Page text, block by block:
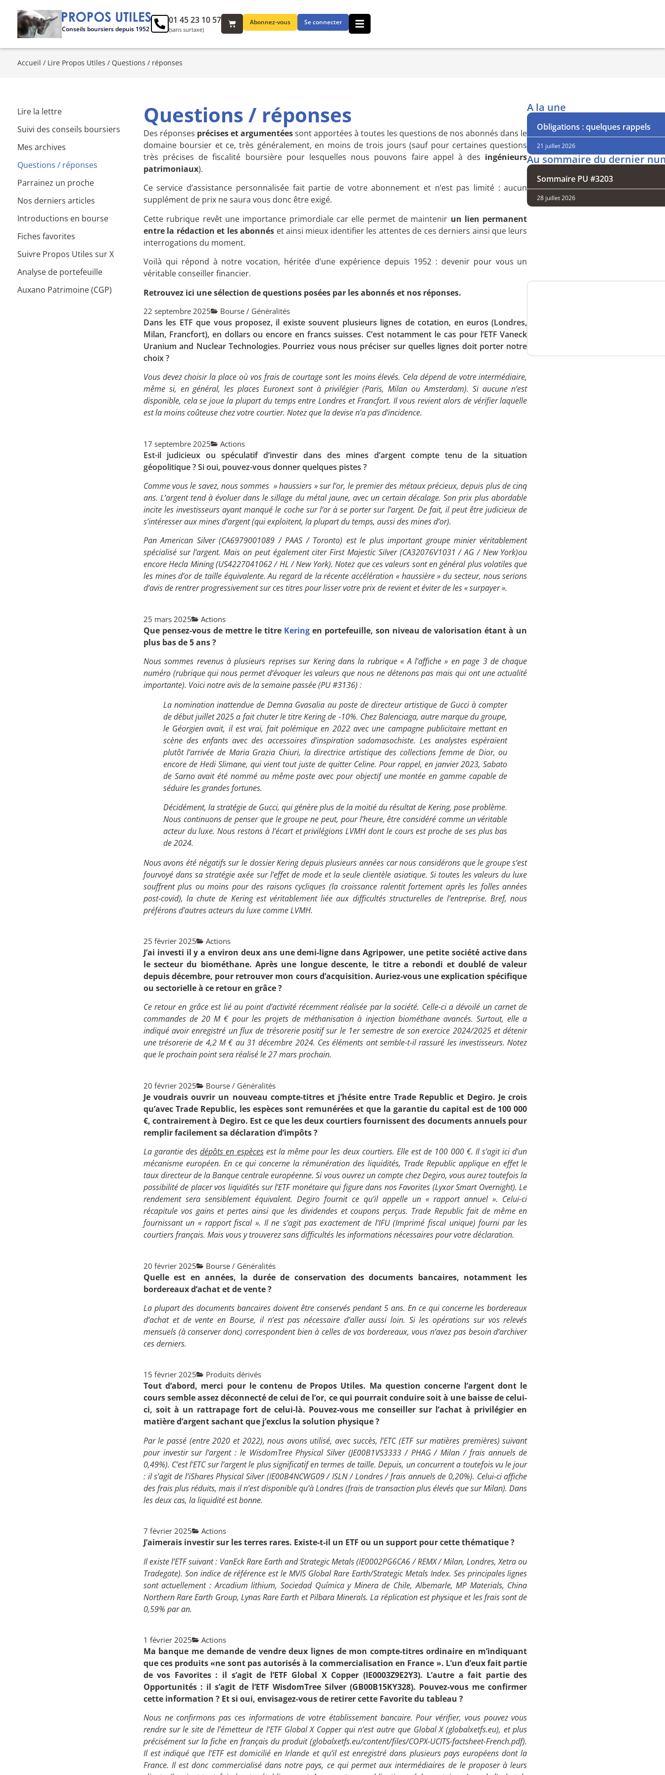
Conseils boursiers depuis 1952
Abonnez-vous Se connecter
01 45 23 10 57
(sans surtaxe)
Accueil / Lire Propos Utiles / Questions / réponses
Lire la lettre
Suivi des conseils boursiers
Mes archives
Questions / réponses
Parrainez un proche
Nos derniers articles
Introductions en bourse
Fiches favorites
Suivre Propos Utiles sur X
Analyse de portefeuille
Auxano Patrimoine (CGP)
Questions / réponses
Des réponses précises et argumentéessont apportées à toutes les questions de nos abonnés dans le
domaine boursier et ce, très généralement, en moins de trois jours (sauf pour certaines questions
très précises de fiscalité boursière pour lesquelles nous pouvons faire appel à des ingénieurs
patrimoniaux).
Ce service d’assistance personnalisée fait partie de votre abonnement et n’est pas limité : aucun
supplément de prix ne saura vous donc être exigé.
Cette rubrique revêt une importance primordiale car elle permet de maintenir un lien permanent
entre la rédaction et les abonnés et ainsi mieux identifier les attentes de ces derniers ainsi que leurs
interrogations du moment.
Voilà qui répond à notre vocation, héritée d’une expérience depuis 1952 : devenir pour vous un
véritable conseiller financier.
Retrouvez ici une sélection de questions posées par les abonnés et nos réponses.
22 septembre 2025 Bourse / Généralités
Dans les ETF que vous proposez, il existe souvent plusieurs lignes de cotation, en euros (Londres,
Milan, Francfort), en dollars ou encore en francs suisses. C’est notamment le cas pour l’ETF Vaneck
Uranium and Nuclear Technologies. Pourriez vous nous préciser sur quelles lignes doit porter notre
choix ?
Vous devez choisir la place où vos frais de courtage sont les moins élevés. Cela dépend de votre intermédiaire,
même si, en général, les places Euronext sont à privilégier (Paris, Milan ou Amsterdam). Si aucune n’est
disponible, cela se joue la plupart du temps entre Londres et Francfort. Il vous revient alors de vérifier laquelle
est la moins coûteuse chez votre courtier. Notez que la devise n’a pas d’incidence.
17 septembre 2025 Actions
Est-il judicieux ou spéculatif d’investir dans des mines d’argent compte tenu de la situation
géopolitique ? Si oui, pouvez-vous donner quelques pistes ?
Comme vous le savez, nous sommes » haussiers » sur l’or, le premier des métaux précieux, depuis plus de cinq
ans. L’argent tend à évoluer dans le sillage du métal jaune, avec un certain décalage. Son prix plus abordable
incite les investisseurs ayant manqué le coche sur l’or à se porter sur l’argent. De fait, il peut être judicieux de
s’intéresser aux mines d’argent (qui exploitent, la plupart du temps, aussi des mines d’or).
Pan American Silver (CA6979001089 / PAAS / Toronto) est le plus important groupe minier véritablement
spécialisé sur l’argent. Mais on peut également citer First Majestic Silver (CA32076V1031 / AG / New York)ou
encore Hecla Mining (US4227041062 / HL / New York). Notez que ces valeurs sont en général plus volatiles que
les mines d’or de taille équivalente. Au regard de la récente accélération « haussière » du secteur, nous serions
d’avis de rentrer progressivement sur ces titres pour lisser votre prix de revient et éviter de les « surpayer ».
25 mars 2025 Actions
Que pensez-vous de mettre le titre Kering en portefeuille, son niveau de valorisation étant à un
plus bas de 5 ans ?
Nous sommes revenus à plusieurs reprises sur Kering dans la rubrique « A l’affiche » en page 3 de chaque
numéro (rubrique qui nous permet d’évoquer les valeurs que nous ne détenons pas mais qui ont une actualité
importante). Voici notre avis de la semaine passée (PU #3136) :
La nomination inattendue de Demna Gvasalia au poste de directeur artistique de Gucci à compter
de début juillet 2025 a fait chuter le titreKeringde -10%. Chez Balenciaga, autre marque du groupe,
le Géorgien avait, il est vrai, fait polémique en 2022 avec une campagne publicitaire mettant en
scène des enfants avec des accessoires d’inspiration sadomasochiste. Les analystes espéraient
plutôt l’arrivée de Maria Grazia Chiuri, la directrice artistique des collections femme de Dior, ou
encore de Hedi Slimane, qui vient tout juste de quitter Celine. Pour rappel, en janvier 2023, Sabato
de Sarno avait été nommé au même poste avec pour objectif une montée en gamme capable de
séduire les grandes fortunes.
Décidément, la stratégie de Gucci, qui génère plus de la moitié du résultat de Kering, pose problème.
Nous continuons de penser que le groupe ne peut, pour l’heure, être considéré comme un véritable
acteur du luxe. Nous restons à l’écart et privilégionsLVMH dont le cours est proche de ses plus bas
de 2024.
Nous avons été négatifs sur le dossier Kering depuis plusieurs années car nous considérons que le groupe s’est
fourvoyé dans sa stratégie axée sur l’effet de mode et la seule clientèle asiatique. Si toutes les valeurs du luxe
souffrent plus ou moins pour des raisons cycliques (la croissance ralentit fortement après les folles années
post-covid), la chute de Kering est véritablement liée aux difficultés structurelles de l’entreprise. Bref, nous
préférons d’autres acteurs du luxe comme LVMH.
25 février 2025 Actions
J’ai investi il y a environ deux ans une demi-ligne dansAgripower, une petite société active dans
le secteur du biométhane. Après une longue descente, le titre a rebondi et doublé de valeur
depuis décembre, pour retrouver mon cours d’acquisition. Auriez-vous une explication spécifique
ou sectorielle à ce retour en grâce ?
Ce retour en grâce est lié au point d’activité récemment réalisée par la société. Celle-ci a dévoilé un carnet de
commandes de 20 M € pour les projets de méthanisation à injection biométhane avancés. Surtout, elle a
indiqué avoir enregistré un flux de trésorerie positif sur le 1er semestre de son exercice 2024/2025 et détenir
une trésorerie de 4,2 M € au 31 décembre 2024. Ces éléments ont semble-t-il rassuré les investisseurs. Notez
que le prochain point sera réalisé le 27 mars prochain.
20 février 2025 Bourse / Généralités
Je voudrais ouvrir un nouveau compte-titres et j’hésite entre Trade Republic et Degiro. Je crois
qu’avec Trade Republic, les espèces sont remunérées et que la garantie du capital est de 100 000
€, contrairement à Degiro. Est ce que les deux courtiers fournissent des documents annuels pour
remplir facilement sa déclaration d’impôts ?
La garantie desdépôts en espècesest la même pour les deux courtiers. Elle est de 100 000 €. Il s’agit ici d’un
mécanisme européen. En ce qui concerne la rémunération des liquidités, Trade Republic applique en effet le
taux directeur de la Banque centrale européenne. Si vous ouvrez un compte chez Degiro, vous aurez toutefois la
possibilité de placer vos liquidités sur l’ETF monétaire qui figure dans nos Favorites (Lyxor Smart Overnight). Le
rendement sera sensiblement équivalent. Degiro fournit ce qu’il appelle un « rapport annuel ». Celui-ci
récapitule vos gains et pertes ainsi que les dividendes et coupons perçus. Trade Republic fait de même en
fournissant un « rapport fiscal ». Il ne s’agit pas exactement de l’IFU (Imprimé fiscal unique) fourni par les
courtiers français. Mais vous y trouverezsans difficultésles informations nécessaires pour votre déclaration.
20 février 2025 Bourse / Généralités
Quelle est en années, la durée de conservation des documents bancaires, notamment les
bordereaux d’achat et de vente ?
La plupart des documents bancaires doivent être conservés pendant 5 ans. En ce qui concerne les bordereaux
d’achat et de vente en Bourse, il n’est pas nécessaire d’aller aussi loin. Si les opérations sur vos relevés
mensuels (à conserver donc) correspondent bien à celles de vos bordereaux, vous n’avez pas besoin d’archiver
ces derniers.
15 février 2025 Produits dérivés
Tout d’abord, merci pour le contenu de Propos Utiles. Ma question concerne l’argent dont le
cours semble assez déconnecté de celui de l’or, ce qui pourrait conduire soit à une baisse de celui-
ci, soit à un rattrapage fort de celui-là. Pouvez-vous me conseiller sur l’achat à privilégier en
matière d’argent sachant que j’exclus la solution physique ?
Par le passé (entre 2020 et 2022), nous avons utilisé, avec succès, l’ETC (ETF sur matières premières) suivant
pour investir sur l’argent : le WisdomTree Physical Silver(JE00B1VS3333 / PHAG / Milan / frais annuels de
0,49%). C’est l’ETC sur l’argent le plus significatif en termes de taille. Depuis, un concurrent a toutefois vu le jour
: il s’agit de l’iShares Physical Silver(IE00B4NCWG09 / ISLN / Londres / frais annuels de 0,20%). Celui-ci affiche
des frais plus réduits, mais il n’est disponible qu’à Londres (frais de transaction plus élevés que sur Milan). Dans
les deux cas, la liquidité est bonne.
7 février 2025 Actions
J’aimerais investir sur les terres rares. Existe-t-il un ETF ou un support pour cette thématique ?
Il existe l’ETF suivant : VanEck Rare Earth and Strategic Metals(IE0002PG6CA6 / REMX / Milan, Londres, Xetra ou
Tradegate). Son indice de référence est le MVIS Global Rare Earth/Strategic Metals Index. Ses principales lignes
sont actuellement : Arcadium lithium, Sociedad Química y Minera de Chile, Albemarle, MP Materials, China
Northern Rare Earth Group, Lynas Rare Earth et Pilbara Minerals. La réplication est physique et les frais sont de
0,59% par an.
1 février 2025 Actions
Ma banque me demande de vendre deux lignes de mon compte-titres ordinaire en m’indiquant
que ces produits «ne sont pas autorisés à la commercialisation en France ». L’un d’eux fait partie
de vos Favorites : il s’agit de l’ETF Global X Copper (IE0003Z9E2Y3). L’autre a fait partie des
Opportunités : il s’agit de l’ETFWisdomTree Silver (GB00B15KY328). Pouvez-vous me confirmer
cette information ? Et si oui, envisagez-vous de retirer cette Favorite du tableau ?
Nous ne confirmons pas ces informations de votre établissement bancaire. Pour vérifier, vous pouvez vous
rendre sur le site de l’émetteur de l’ETF Global X Copper qui n’est autre que Global X (globalxetfs.eu), et plus
précisément sur la fiche en français du produit (globalxetfs.eu/content/files/COPX-UCITS-factsheet-French.pdf).
Il est indiqué que l’ETF est domicilié en Irlande et qu’il est enregistré dans plusieurs pays européens dont la
France. Il est donc commercialisé dans notre pays, ce qui permet aux intermédiaires de le proposer à leurs
A la une
Obligations : quelques rappels
21 juillet 2026
Au sommaire du dernier
Sommaire PU #3203
28 juillet 2026